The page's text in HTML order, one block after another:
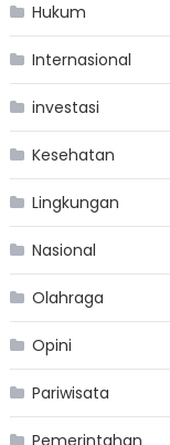
Hukum
Internasional
investasi
Kesehatan
Lingkungan
Nasional
Olahraga
Opini
Pariwisata